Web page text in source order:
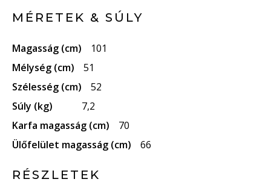
MÉRETEK & SÚLY
Magasság (cm)
101
Mélység (cm)
51
Szélesség (cm)
52
Súly (kg)
7,2
Karfa magasság (cm)
70
Ülőfelület magasság (cm)
66
RÉSZLETEK